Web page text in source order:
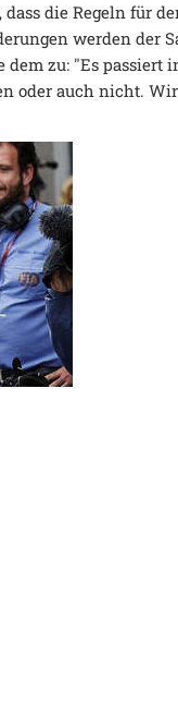
die Regeln für
werden der
zu: "Es passiert
oder auch nicht.